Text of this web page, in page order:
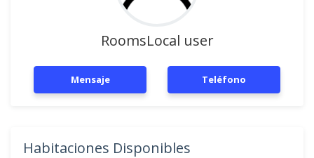
RoomsLocal user
Mensaje Teléfono
Habitaciones Disponibles